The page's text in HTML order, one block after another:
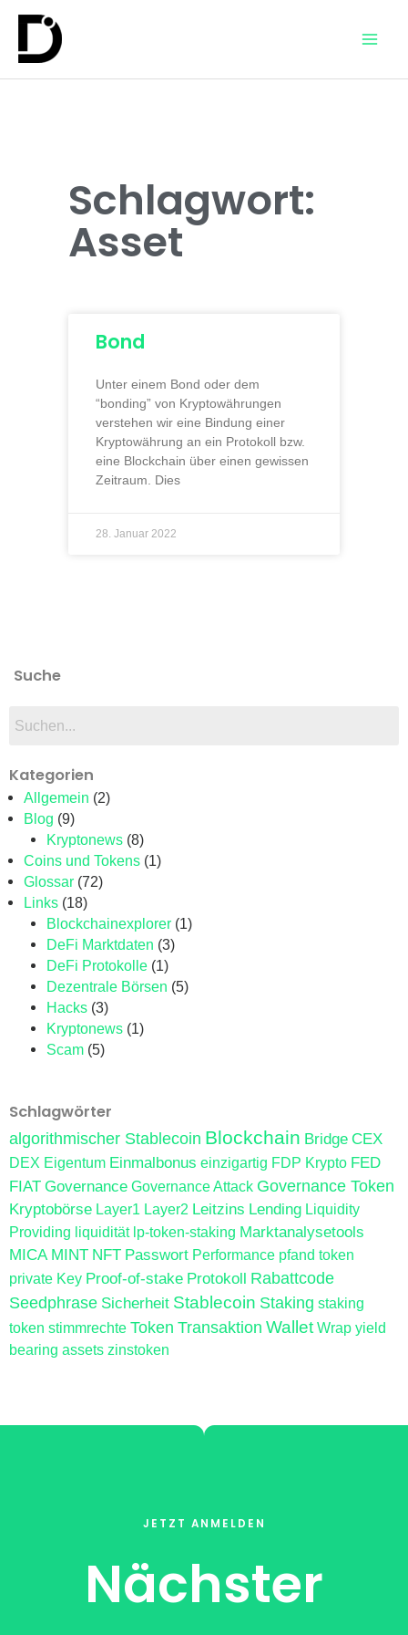
Schlagwort:
Asset
Bond
Unter einem Bond oder dem
“bonding” von Kryptowährungen
verstehen wir eine Bindung einer
Kryptowährung an ein Protokoll bzw.
eine Blockchain über einen gewissen
Zeitraum. Dies
28. Januar 2022
Suche
Kategorien
Allgemein (2)
Blog (9)
Kryptonews (8)
Coins und Tokens (1)
Glossar (72)
Links (18)
Blockchainexplorer (1)
DeFi Marktdaten (3)
DeFi Protokolle (1)
Dezentrale Börsen (5)
Hacks (3)
Kryptonews (1)
Scam (5)
Schlagwörter
algorithmischer Stablecoin Blockchain Bridge CEX
DEX Eigentum Einmalbonus einzigartig FDP Krypto FED
FIAT Governance Governance Attack Governance Token
Kryptobörse Layer1 Layer2 Leitzins Lending Liquidity
Providing liquidität lp-token-staking Marktanalysetools
MICA MINT NFT Passwort Performance pfand token
private Key Proof-of-stake Protokoll Rabattcode
Seedphrase Sicherheit Stablecoin Staking staking
token stimmrechte Token Transaktion Wallet Wrap yield
bearing assets zinstoken
JETZT ANMELDEN
Nächster